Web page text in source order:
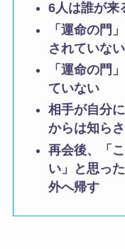
6人は誰が来
「運命の門
されていない
「運命の門
ていない
相手が自分
からは知ら
再会後、「
い」と思っ
外へ帰す